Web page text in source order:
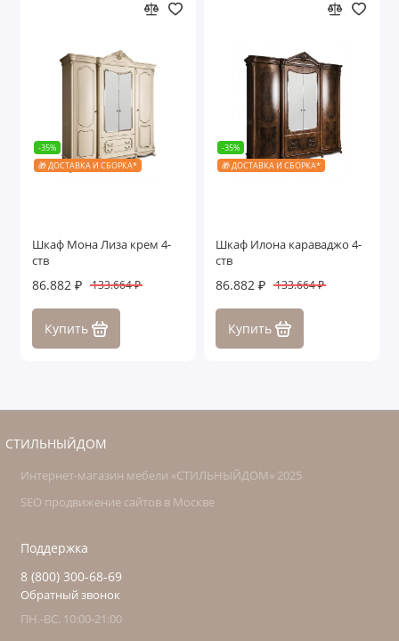
-35%
🎁 ДОСТАВКА И СБОРКА*
Шкаф Мона Лиза крем 4-
ств
86.882 ₽ 133.664 ₽
Купить
-35%
🎁 ДОСТАВКА И СБОРКА*
Шкаф Илона караваджо 4-
ств
86.882 ₽ 133.664 ₽
Купить
СТИЛЬНЫЙДОМ
Интернет-магазин мебели «СТИЛЬНЫЙДОМ» 2025
SEO продвижение сайтов в Москве
Поддержка
8 (800) 300-68-69
Обратный звонок
ПН.-ВС. 10:00-21:00